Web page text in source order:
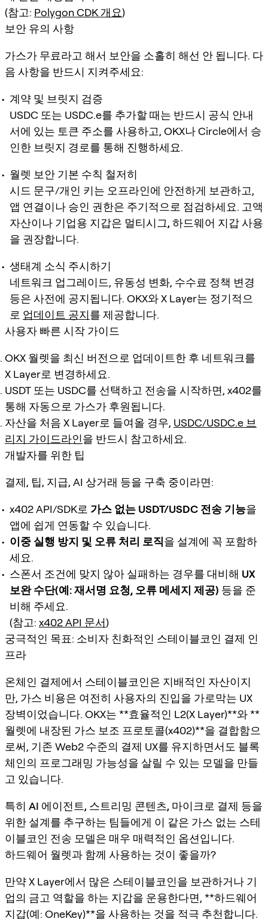
(참고: Polygon CDK 개요)
보안 유의 사항
가스가 무료라고 해서 보안을 소홀히 해선 안 됩니다. 다
음 사항을 반드시 지켜주세요:
계약 및 브릿지 검증
USDC 또는 USDC.e를 추가할 때는 반드시 공식 안내
서에 있는 토큰 주소를 사용하고, OKX나 Circle에서 승
인한 브릿지 경로를 통해 진행하세요.
월렛 보안 기본 수칙 철저히
시드 문구/개인 키는 오프라인에 안전하게 보관하고,
앱 연결이나 승인 권한은 주기적으로 점검하세요. 고액
자산이나 기업용 지갑은 멀티시그, 하드웨어 지갑 사용
을 권장합니다.
생태계 소식 주시하기
네트워크 업그레이드, 유동성 변화, 수수료 정책 변경
등은 사전에 공지됩니다. OKX와 X Layer는 정기적으
로 업데이트 공지를 제공합니다.
사용자 빠른 시작 가이드
OKX 월렛을 최신 버전으로 업데이트한 후 네트워크를
X Layer로 변경하세요.
USDT 또는 USDC를 선택하고 전송을 시작하면, x402를
통해 자동으로 가스가 후원됩니다.
자산을 처음 X Layer로 들여올 경우, USDC/USDC.e 브
리지 가이드라인을 반드시 참고하세요.
개발자를 위한 팁
결제, 팁, 지급, AI 상거래 등을 구축 중이라면:
x402 API/SDK로 가스 없는 USDT/USDC 전송 기능을
앱에 쉽게 연동할 수 있습니다.
이중 실행 방지 및 오류 처리 로직을 설계에 꼭 포함하
세요.
스폰서 조건에 맞지 않아 실패하는 경우를 대비해 UX
보완 수단(예: 재서명 요청, 오류 메세지 제공) 등을 준
비해 주세요.
(참고: x402 API 문서)
궁극적인 목표: 소비자 친화적인 스테이블코인 결제 인
프라
온체인 결제에서 스테이블코인은 지배적인 자산이지
만, 가스 비용은 여전히 사용자의 진입을 가로막는 UX
장벽이었습니다. OKX는 **효율적인 L2(X Layer)**와 **
월렛에 내장된 가스 보조 프로토콜(x402)**을 결합함으
로써, 기존 Web2 수준의 결제 UX를 유지하면서도 블록
체인의 프로그래밍 가능성을 살릴 수 있는 모델을 만들
고 있습니다.
특히 AI 에이전트, 스트리밍 콘텐츠, 마이크로 결제 등을
위한 설계를 추구하는 팀들에게 이 같은 가스 없는 스테
이블코인 전송 모델은 매우 매력적인 옵션입니다.
하드웨어 월렛과 함께 사용하는 것이 좋을까?
만약 X Layer에서 많은 스테이블코인을 보관하거나 기
업의 금고 역할을 하는 지갑을 운용한다면, **하드웨어
지갑(예: OneKey)**을 사용하는 것을 적극 추천합니다.